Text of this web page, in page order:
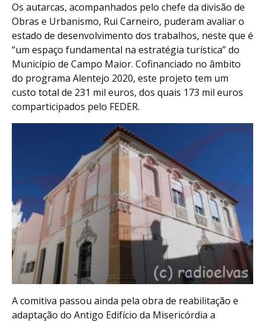
Os autarcas, acompanhados pelo chefe da divisão de
Obras e Urbanismo, Rui Carneiro, puderam avaliar o
estado de desenvolvimento dos trabalhos, neste que é
“um espaço fundamental na estratégia turística” do
Município de Campo Maior. Cofinanciado no âmbito
do programa Alentejo 2020, este projeto tem um
custo total de 231 mil euros, dos quais 173 mil euros
comparticipados pelo FEDER.
A comitiva passou ainda pela obra de reabilitação e
adaptação do Antigo Edifício da Misericórdia a